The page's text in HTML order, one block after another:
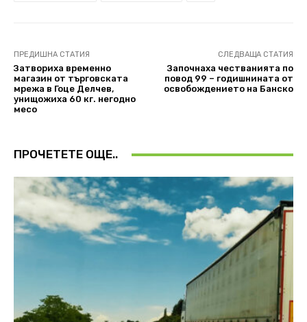
ПРЕДИШНА СТАТИЯ
Затвориха временно
магазин от търговската
мрежа в Гоце Делчев,
унищожиха 60 кг. негодно
месо
СЛЕДВАЩА СТАТИЯ
Започнаха честванията по
повод 99 – годишнината от
освобождението на Банско
ПРОЧЕТЕТЕ ОЩЕ..